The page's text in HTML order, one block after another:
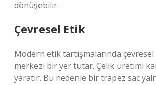
dönüşebilir.
Çevresel Etik
Modern etik tartışmalarında
merkezi bir yer tutar. Çelik üretimi
yaratır. Bu nedenle bir trapez sac